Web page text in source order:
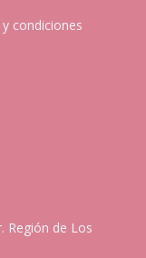
condiciones
Región de Los